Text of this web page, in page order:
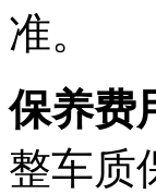
准。
保养费
整车质